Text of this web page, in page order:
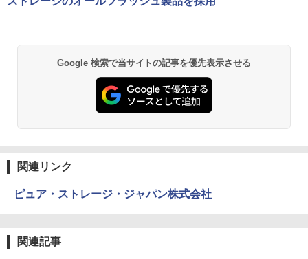
Google 検索で当サイトの記事を優先表示させる
関連リンク
ピュア・ストレージ・ジャパン株式会社
関連記事